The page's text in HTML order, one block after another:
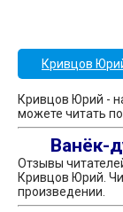
Кривцов
Кривцов Юрий -
можете читать
Ванёк-
Отзывы
Кривцов Юрий.
произведении.